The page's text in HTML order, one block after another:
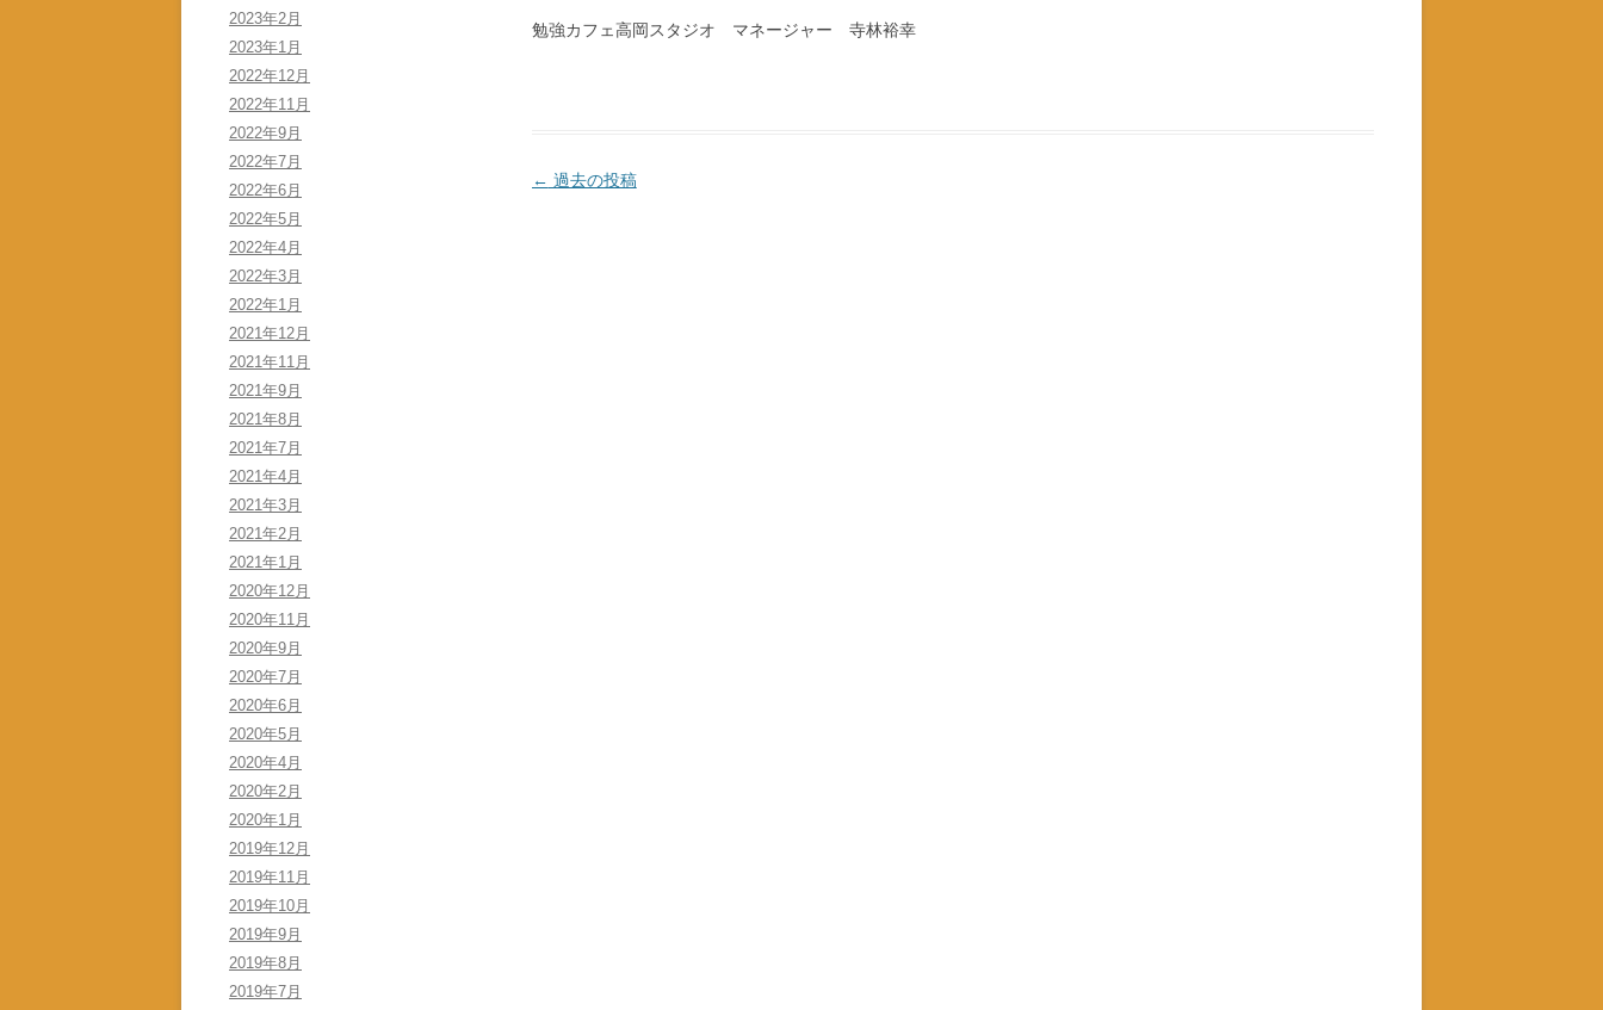
勉強カフェ高岡スタジオ マネージャー 寺林裕幸
投
← 過去の投稿
2023年2月
2023年1月
2022年12月
2022年11月
2022年9月
2022年7月
2022年6月
2022年5月
2022年4月
2022年3月
2022年1月
2021年12月
2021年11月
2021年9月
2021年8月
2021年7月
2021年4月
2021年3月
2021年2月
2021年1月
2020年12月
2020年11月
2020年9月
2020年7月
2020年6月
2020年5月
2020年4月
2020年2月
2020年1月
2019年12月
2019年11月
2019年10月
2019年9月
2019年8月
2019年7月